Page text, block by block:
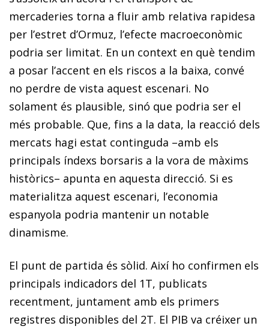
mercaderies torna a fluir amb relativa rapidesa
per l’estret d’Ormuz, l’efecte macroeconòmic
podria ser limitat. En un context en què tendim
a posar l’accent en els riscos a la baixa, convé
no perdre de vista aquest escenari. No
solament és plausible, sinó que podria ser el
més probable. Que, fins a la data, la reacció dels
mercats hagi estat continguda –amb els
principals índexs borsaris a la vora de màxims
històrics– apunta en aquesta direcció. Si es
materialitza aquest escenari, l’economia
espanyola podria mantenir un notable
dinamisme.
El punt de partida és sòlid. Així ho confirmen els
principals indicadors del 1T, publicats
recentment, juntament amb els primers
registres disponibles del 2T. El PIB va créixer un